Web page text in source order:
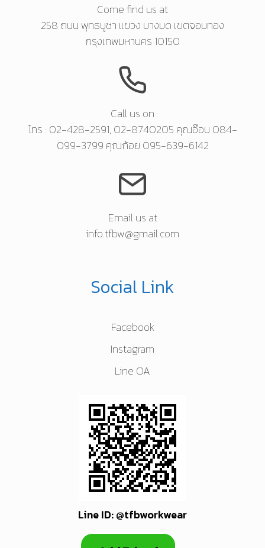
Come find us at
258 ถนน พุทธบูชา แขวง บางมด เขตจอมทอง
กรุงเทพมหานคร 10150
Call us on
โทร : 02-428-2591, 02-8740205 คุณอ๊อบ 084-
099-3799 คุณก้อย 095-639-6142
Email us at
info.tfbw@gmail.com
Social Link
Facebook
Instagram
Line OA
Line ID: @tfbworkwear